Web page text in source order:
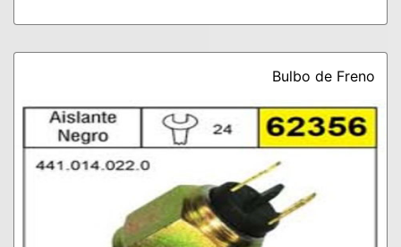
Bulbo de Freno